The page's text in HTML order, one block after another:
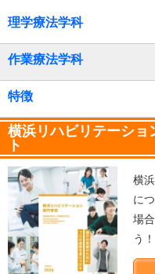
理学療法学科
作業療法学科
特徴
横浜リハビリテーショ
ト
横
に
場
う！